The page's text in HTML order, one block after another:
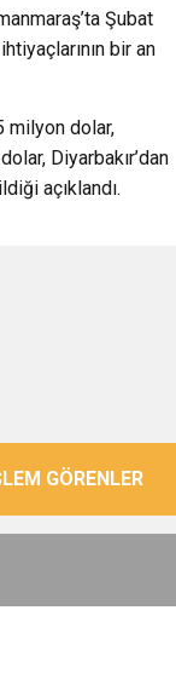
Şubat
bir an
milyon dolar,
Diyarbakır’dan
açıklandı.
GÖRENLER